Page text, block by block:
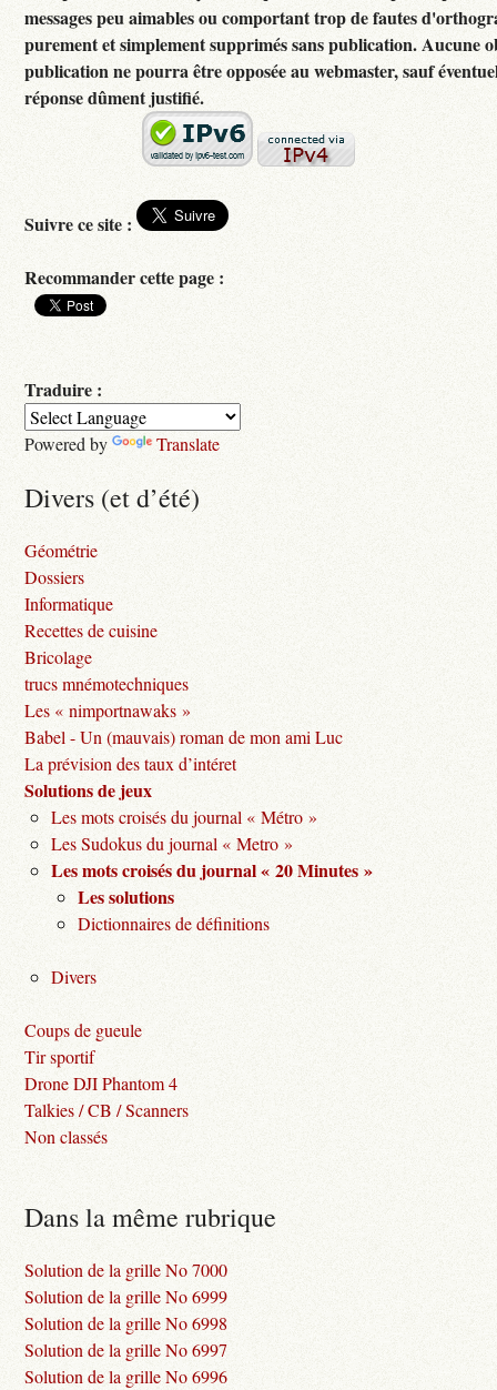
messages peu aimables ou comportant trop de fautes
purement et simplement supprimés sans publication. Aucune
publication ne pourra être opposée au webmaster, sauf
réponse dûment justifié.
Suivre ce site :
Recommander cette page :
Traduire :
Powered by Translate
Divers (et d’été)
Géométrie
Dossiers
Informatique
Recettes de cuisine
Bricolage
trucs mnémotechniques
Les « nimportnawaks »
Babel - Un (mauvais) roman de mon ami Luc
La prévision des taux d’intéret
Solutions de jeux
Les mots croisés du journal « Métro »
Les Sudokus du journal « Metro »
Les mots croisés du journal « 20 Minutes »
Les solutions
Dictionnaires de définitions
Divers
Coups de gueule
Tir sportif
Drone DJI Phantom 4
Talkies / CB / Scanners
Non classés
Dans la même rubrique
Solution de la grille No 7000
Solution de la grille No 6999
Solution de la grille No 6998
Solution de la grille No 6997
Solution de la grille No 6996